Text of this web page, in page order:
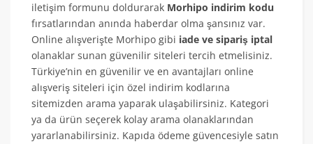
iletişim formunu doldurarak Morhipo indirim kodu
fırsatlarından anında haberdar olma şansınız var.
Online alışverişte Morhipo gibi iade ve sipariş iptal
olanaklar sunan güvenilir siteleri tercih etmelisiniz.
Türkiye’nin en güvenilir ve en avantajları online
alışveriş siteleri için özel indirim kodlarına
sitemizden arama yaparak ulaşabilirsiniz. Kategori
ya da ürün seçerek kolay arama olanaklarından
yararlanabilirsiniz. Kapıda ödeme güvencesiyle satın